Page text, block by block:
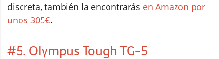
discreta, también la encontrarás en Amazon por
unos 305€.
#5. Olympus Tough TG-5